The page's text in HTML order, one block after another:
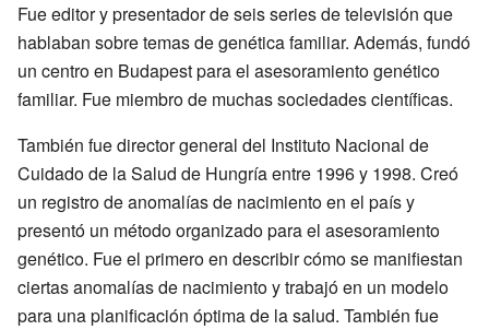
Fue editor y presentador de seis series de televisión que
hablaban sobre temas de genética familiar. Además, fundó
un centro en Budapest para el asesoramiento genético
familiar. Fue miembro de muchas sociedades científicas.
También fue director general del Instituto Nacional de
Cuidado de la Salud de Hungría entre 1996 y 1998. Creó
un registro de anomalías de nacimiento en el país y
presentó un método organizado para el asesoramiento
genético. Fue el primero en describir cómo se manifiestan
ciertas anomalías de nacimiento y trabajó en un modelo
para una planificación óptima de la salud. También fue